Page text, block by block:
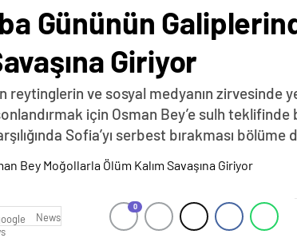
Gününün
Giriyor
ve sosyal medyanın zirvesinde yer
için Osman Bey’e sulh
Sofia’yı serbest bırakması bölüme
News
0